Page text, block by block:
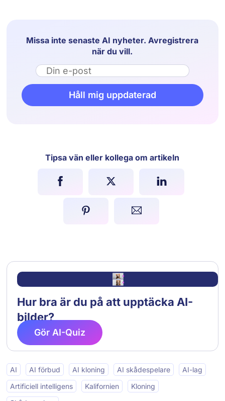
Missa inte senaste AI nyheter. Avregistrera
när du vill.
Email
Håll mig uppdaterad
Tipsa vän eller kollega om artikeln
Hur bra är du på att upptäcka AI-
bilder?
Gör AI-Quiz
AI AI förbud AI kloning AI skådespelare
AI-lag
Artificiell intelligens
Kalifornien
Kloning